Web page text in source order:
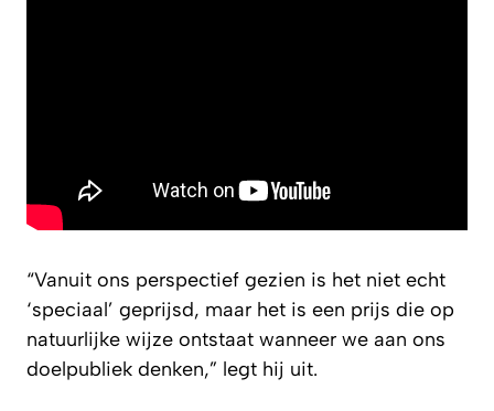
“Vanuit ons perspectief gezien is het niet echt
‘speciaal’ geprijsd, maar het is een prijs die op
natuurlijke wijze ontstaat wanneer we aan ons
doelpubliek denken,” legt hij uit.